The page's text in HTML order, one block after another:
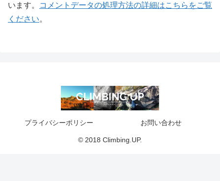
います。
コメントデータの処理方法の詳細はこちらをご覧
ください。
プライバシーポリシー お問い合わせ
© 2018 Climbing.UP.